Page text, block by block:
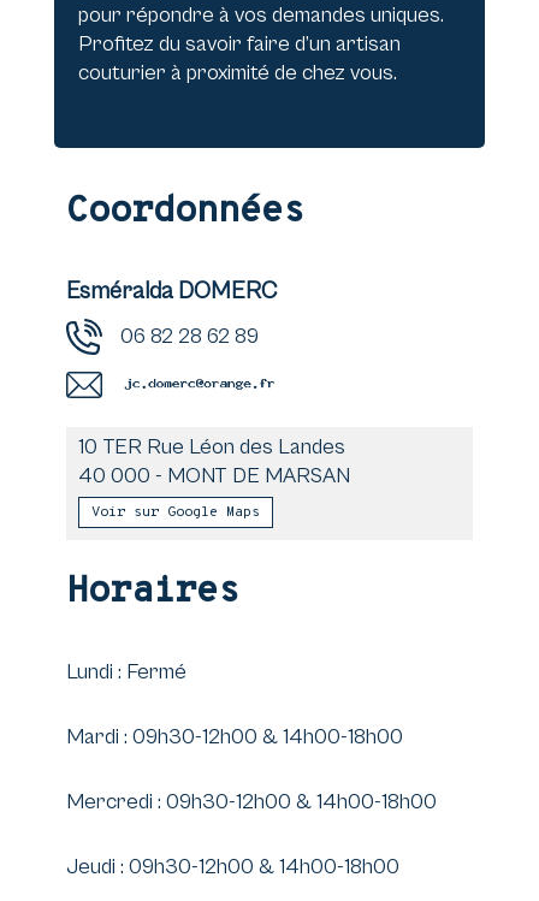
pour répondre à vos demandes uniques.
Profitez du savoir faire d’un artisan
couturier à proximité de chez vous.
Coordonnées
Esméralda DOMERC
06 82 28 62 89
10 TER Rue Léon des Landes
40 000 - MONT DE MARSAN
Voir sur Google Maps
Horaires
Lundi : Fermé
Mardi : 09h30-12h00 & 14h00-18h00
Mercredi : 09h30-12h00 & 14h00-18h00
Jeudi : 09h30-12h00 & 14h00-18h00